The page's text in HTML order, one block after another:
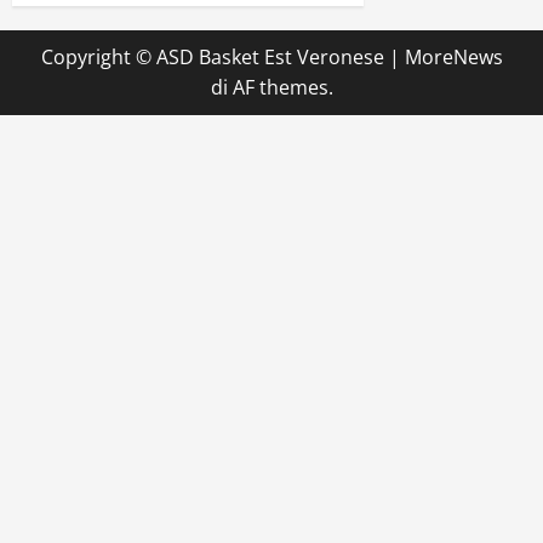
Copyright © ASD Basket Est Veronese | MoreNews
di AF themes.